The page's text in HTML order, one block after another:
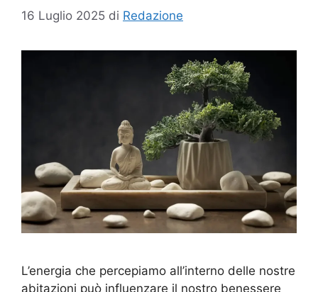
16 Luglio 2025 di Redazione
L’energia che percepiamo all’interno delle nostre
abitazioni può influenzare il nostro benessere